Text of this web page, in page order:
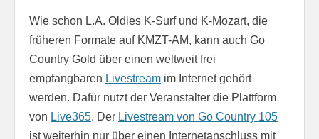
Wie schon L.A. Oldies K-Surf und K-Mozart, die
früheren Formate auf KMZT-AM, kann auch Go
Country Gold über einen weltweit frei
empfangbaren Livestream im Internet gehört
werden. Dafür nutzt der Veranstalter die Plattform
von Live365. Der Livestream von Go Country 105
ist weiterhin nur über einen Internetanschluss mit